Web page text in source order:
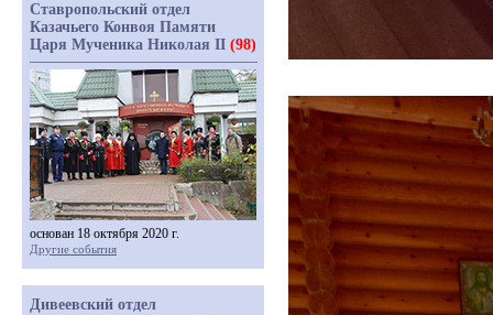
Ставропольский отдел
Казачьего Конвоя Памяти
Царя Мученика Николая II (98)
основан 18 октября 2020 г.
Другие события
Дивеевский отдел